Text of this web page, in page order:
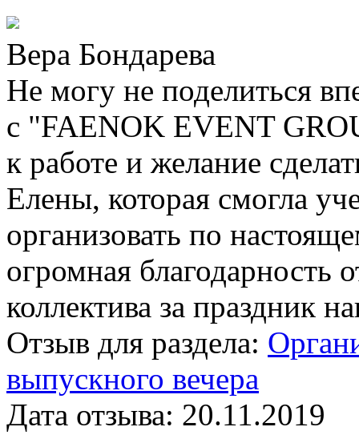
Вера Бондарева
Не могу не поделиться
с "FAENOK EVENT
к работе и желание
Елены, которая смогла
организовать по
огромная благодарность
коллектива за праздник
Отзыв для раздела:
выпускного вечера
Дата отзыва: 20.11.2019